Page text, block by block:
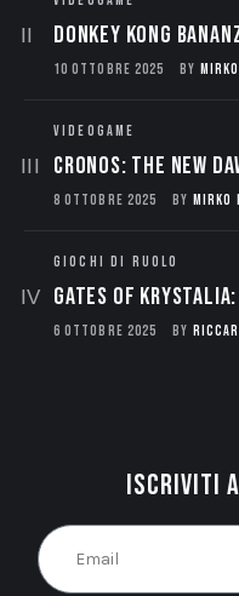
Donkey Kong
10 OTTOBRE 2025 BY
VIDEOGAME
CRONOS: THE NEW
8 OTTOBRE 2025 BY MIRKO
GIOCHI DI RUOLO
Gates of Krystalia:
6 OTTOBRE 2025 BY
Iscriviti